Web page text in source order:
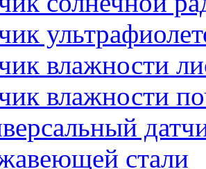
влажности
влажности
стали